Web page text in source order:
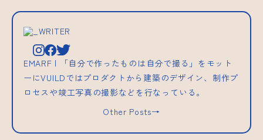
_WRITER
EMARF | 「自分で作ったものは自分で撮る」をモット
ーにVUILDではプロダクトから建築のデザイン、制作プ
ロセスや竣工写真の撮影などを行なっている。
Other Posts→